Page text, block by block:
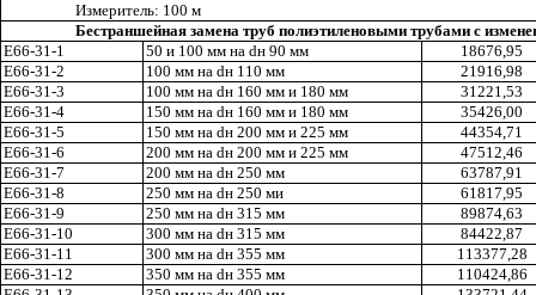
Измеритель: 100 м
Бестраншейная замена труб полиэтиленовыми трубами с
Е66-31-1
50 и 100 мм на dн 90 мм 18676,95
Е66-31-2
100 мм на dн 110 мм
21916,98
Е66-31-3
100 мм на dн 160 мм и 180 мм
31221,53
Е66-31-4
150 мм на dн 160 мм и 180 мм
35426,00
Е66-31-5
150 мм на dн 200 мм и 225 мм
44354,71
Е66-31-6
200 мм на dн 200 мм и 225 мм
47512,46
Е66-31-7
200 мм на dн 250 мм 63787,91
Е66-31-8
250 мм на dн 250 ми
61817,95
Е66-31-9
250 мм на dн 315 мм 89874,63
Е66-31-10
300 мм на dн 315 мм 84422,87
Е66-31-11
300 мм на dн 355 мм
113377,28
Е66-31-12
350 мм на dн 355 мм
110424,86